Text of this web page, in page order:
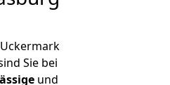
Sie bei
und